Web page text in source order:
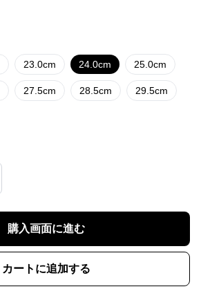
23.0cm 24.0cm 25.0cm
27.5cm 28.5cm 29.5cm
購入画面に進む
カートに追加する